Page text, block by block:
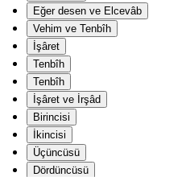
Eğer desen ve Elcevâb
Vehim ve Tenbîh
İşâret
Tenbîh
Tenbîh
İşâret ve İrşâd
Birincisi
İkincisi
Üçüncüsü
Dördüncüsü